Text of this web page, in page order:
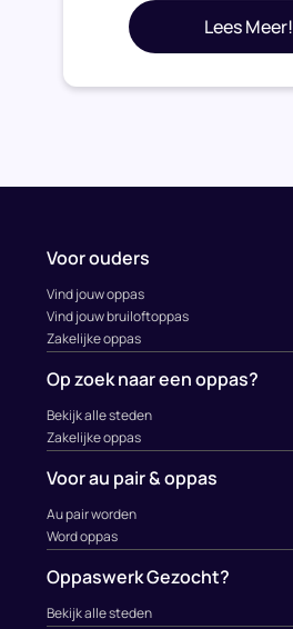
Lees Meer!
Voor ouders
Vind jouw oppas
Vind jouw bruiloftoppas
Zakelijke oppas
Op zoek naar een oppas?
Bekijk alle steden
Zakelijke oppas
Voor au pair & oppas
Au pair worden
Word oppas
Oppaswerk Gezocht?
Bekijk alle steden